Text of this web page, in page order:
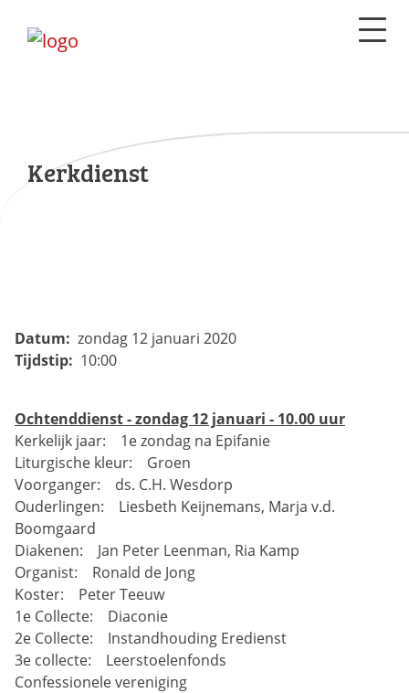
Kerkdienst
Datum: zondag 12 januari 2020
Tijdstip: 10:00
Ochtenddienst - zondag 12 januari - 10.00 uur
Kerkelijk jaar: 1e zondag na Epifanie
Liturgische kleur: Groen
Voorganger: ds. C.H. Wesdorp
Ouderlingen: Liesbeth Keijnemans, Marja v.d.
Boomgaard
Diakenen: Jan Peter Leenman, Ria Kamp
Organist: Ronald de Jong
Koster: Peter Teeuw
1e Collecte: Diaconie
2e Collecte: Instandhouding Eredienst
3e collecte: Leerstoelenfonds
Confessionele vereniging